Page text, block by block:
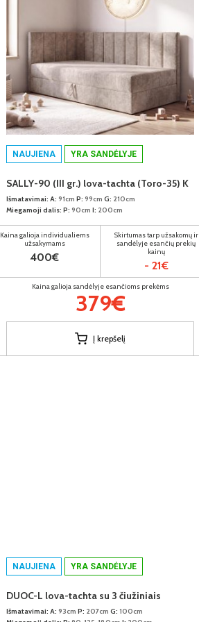
NAUJIENA YRA SANDĖLYJE
SALLY-90 (III gr.) lova-tachta (Toro-35) K
Išmatavimai: A: 91cm P: 99cm G: 210cm
Miegamoji dalis: P: 90cm I: 200cm
Kaina galioja individualiems
užsakymams
400€
Skirtumas tarp užsakomų ir
sandėlyje esančių prekių
kainų
- 21€
Kaina galioja sandėlyje esančioms prekėms
379€
Į krepšelį
NAUJIENA YRA SANDĖLYJE
DUOC-L lova-tachta su 3 čiužiniais
Išmatavimai: A: 93cm P: 207cm G: 100cm